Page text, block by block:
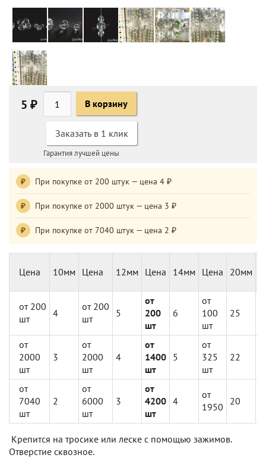
5 ₽ В корзину
Заказать в 1 клик
Гарантия лучшей цены
₽ При покупке от 200 штук — цена 4 ₽
₽ При покупке от 2000 штук — цена 3 ₽
₽ При покупке от 7040 штук — цена 2 ₽
Цена 10мм Цена 12мм Цена 14мм Цена 20мм
от 200
шт
4
от 200
шт
5
от
200
шт
6
от
100
шт
25
от
2000
шт
3
от
2000
шт
4
от
1400
шт
5
от
325
шт
22
от
7040
шт
2
от
6000
шт
3
от
4200
шт
4
от
1950
20
Крепится на тросике или леске с помощью зажимов.
Отверстие сквозное.